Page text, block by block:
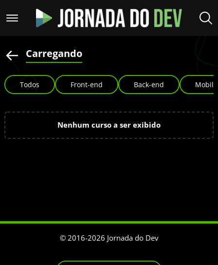
Carregando
Todos Front-end Back-end
Nenhum curso a ser exibido
© 2016-2026 Jornada do Dev